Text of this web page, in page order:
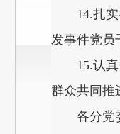
14.扎
发事件党员
15.认
群众共同推
各分党